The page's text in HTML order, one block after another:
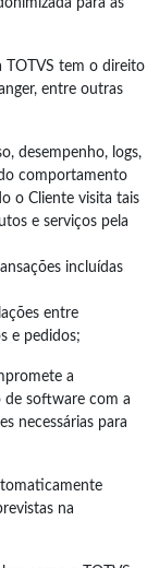
TOTVS tem o direito
entre outras
desempenho, logs,
comportamento
o Cliente visita tais
e serviços pela
incluídas
entre
e pedidos;
a
de software com a
necessárias para
na